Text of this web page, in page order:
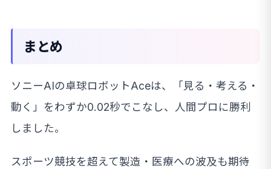
まとめ
ソニーAIの卓球ロボットAceは、「見る・考える・
動く」をわずか0.02秒でこなし、人間プロに勝利
しました。
スポーツ競技を超えて製造・医療への波及も期待